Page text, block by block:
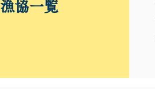
漁協一覧